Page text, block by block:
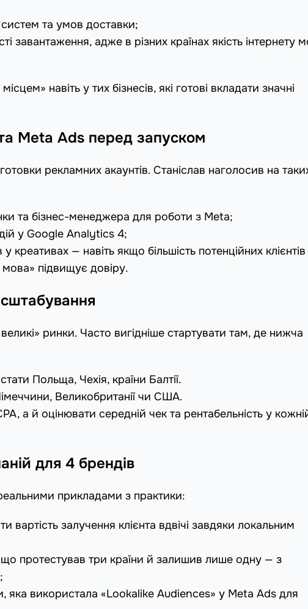
та умов доставки;
завантаження, адже в різних країнах якість інтернету
навіть у тих бізнесів, які готові вкладати значні
Meta Ads перед запуском
рекламних акаунтів. Станіслав наголосив на
та бізнес-менеджера для роботи з Meta;
у Google Analytics 4;
креативах — навіть якщо більшість потенційних клієнтів
мова» підвищує довіру.
ринки. Часто вигідніше стартувати там, де нижча
Польща, Чехія, країни Балтії.
Великобританії чи США.
а й оцінювати середній чек та рентабельність у
для 4 брендів
прикладами з практики:
вартість залучення клієнта вдвічі завдяки локальним
протестував три країни й залишив лише одну — з
яка використала «Lookalike Audiences» у Meta Ads для